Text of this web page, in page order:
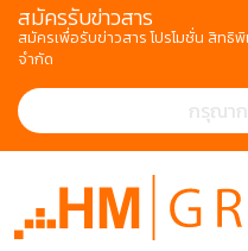
สมัครรับข่าวสาร
สมัครเพื่อรับข่าวสาร โปรโมชั่น สิทธิ
จำกัด